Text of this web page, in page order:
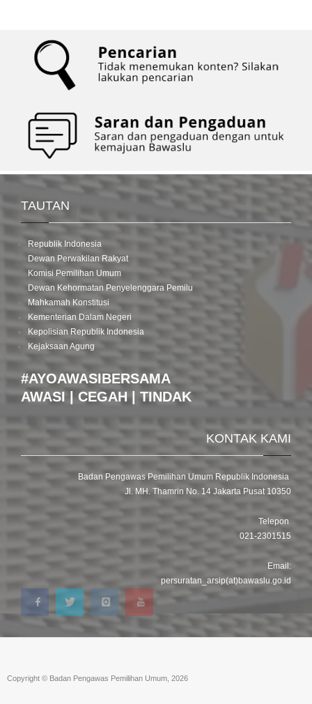
TAUTAN
Republik Indonesia
Dewan Perwakilan Rakyat
Komisi Pemilihan Umum
Dewan Kehormatan Penyelenggara Pemilu
Mahkamah Konstitusi
Kementerian Dalam Negeri
Kepolisian Republik Indonesia
Kejaksaan Agung
#AYOAWASIBERSAMA
AWASI | CEGAH | TINDAK
KONTAK KAMI
Badan Pengawas Pemilihan Umum Republik Indonesia
Jl. MH. Thamrin No. 14 Jakarta Pusat 10350
Telepon
021-2301515
Email:
persuratan_arsip(at)bawaslu.go.id
Copyright © Badan Pengawas Pemilihan Umum, 2026